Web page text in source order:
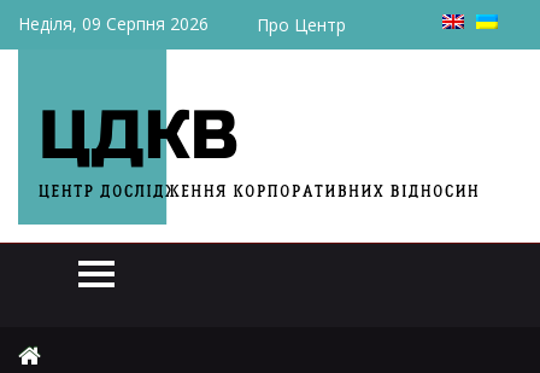
Неділя, 09 Серпня 2026 Про Центр
Миноритарий побеждает группу «ТЕКТ»